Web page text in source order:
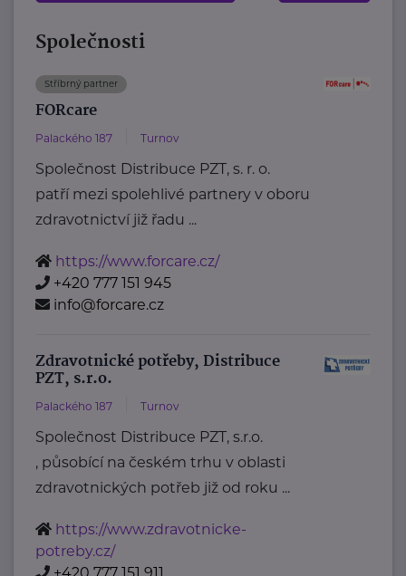
Společnosti
Stříbrný partner
FORcare
Palackého 187 Turnov
Společnost Distribuce PZT, s. r. o.
patří mezi spolehlivé partnery v oboru
zdravotnictví již řadu ...
https://www.forcare.cz/
+420 777 151 945
info@forcare.cz
Zdravotnické potřeby, Distribuce
PZT, s.r.o.
Palackého 187 Turnov
Společnost Distribuce PZT, s.r.o.
, působící na českém trhu v oblasti
zdravotnických potřeb již od roku ...
https://www.zdravotnicke-
potreby.cz/